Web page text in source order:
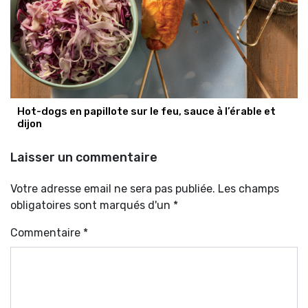
Hot-dogs en papillote sur le feu, sauce à l’érable et
dijon
Laisser un commentaire
Votre adresse email ne sera pas publiée. Les champs
obligatoires sont marqués d'un *
Commentaire *